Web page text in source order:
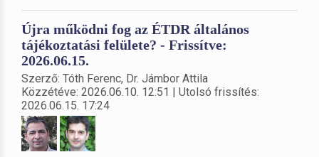
Újra működni fog az ÉTDR általános
tájékoztatási felülete? - Frissítve:
2026.06.15.
Szerző: Tóth Ferenc, Dr. Jámbor Attila
Közzétéve: 2026.06.10. 12:51 | Utolsó frissítés:
2026.06.15. 17:24